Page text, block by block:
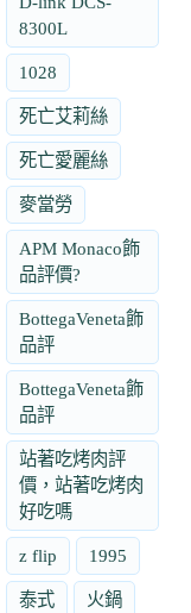
8300L
1028
死亡艾莉絲
死亡愛麗絲
麥當勞
APM Monaco飾
品評價?
BottegaVeneta飾
品評
BottegaVeneta飾
品評
站著吃烤肉評
價，站著吃烤肉
好吃嗎
z flip 1995
泰式 火鍋